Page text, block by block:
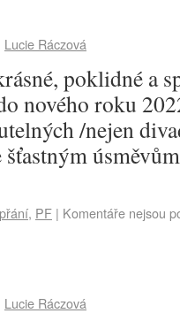
Lucie Ráczová
poklidné a
nového roku
/nejen
šťastným
, PF | Komentáře nejsou
Lucie Ráczová